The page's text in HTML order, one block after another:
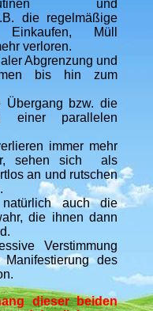
und
die regelmäßige
Einkaufen, Müll
verloren.
Abgrenzung und
bis hin zum
Übergang bzw. die
einer parallelen
immer mehr
sehen sich als
an und rutschen
auch die
die ihnen dann
Verstimmung
des
dieser beiden